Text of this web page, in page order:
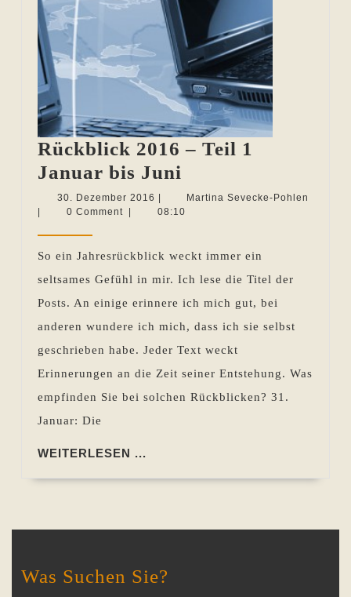
Rückblick 2016 – Teil 1
Januar bis Juni
2016
–
1
Januar
bis
Juni
30. Dezember 2016 30.
Dezember
Martina Sevecke-Pohlen
0 Comment 08:10
So ein Jahresrückblick weckt immer ein
seltsames Gefühl in mir. Ich lese die Titel der
Posts. An einige erinnere ich mich gut, bei
anderen wundere ich mich, dass ich sie selbst
geschrieben habe. Jeder Text weckt
Erinnerungen an die Zeit seiner Entstehung. Was
empfinden Sie bei solchen Rückblicken? 31.
Januar: Die
WEITERLESEN ...
Was Suchen Sie?